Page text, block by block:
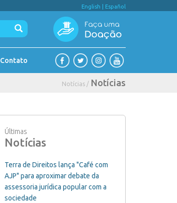
English Español
Contato
Notícias / Notícias
Últimas
Notícias
Terra de Direitos lança "Café com
AJP" para aproximar debate da
assessoria jurídica popular com a
sociedade